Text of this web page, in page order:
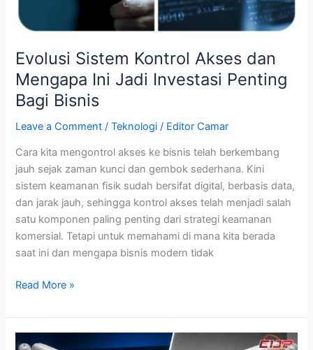
Evolusi Sistem Kontrol Akses dan
Mengapa Ini Jadi Investasi Penting
Bagi Bisnis
Leave a Comment /Teknologi / Editor Camar
Cara kita mengontrol akses ke bisnis telah berkembang
jauh sejak zaman kunci dan gembok sederhana. Kini
sistem keamanan fisik sudah bersifat digital, berbasis data,
dan jarak jauh, sehingga kontrol akses telah menjadi salah
satu komponen paling penting dari strategi keamanan
komersial. Tetapi untuk memahami di mana kita berada
saat ini dan mengapa bisnis modern tidak
Read More »
Human